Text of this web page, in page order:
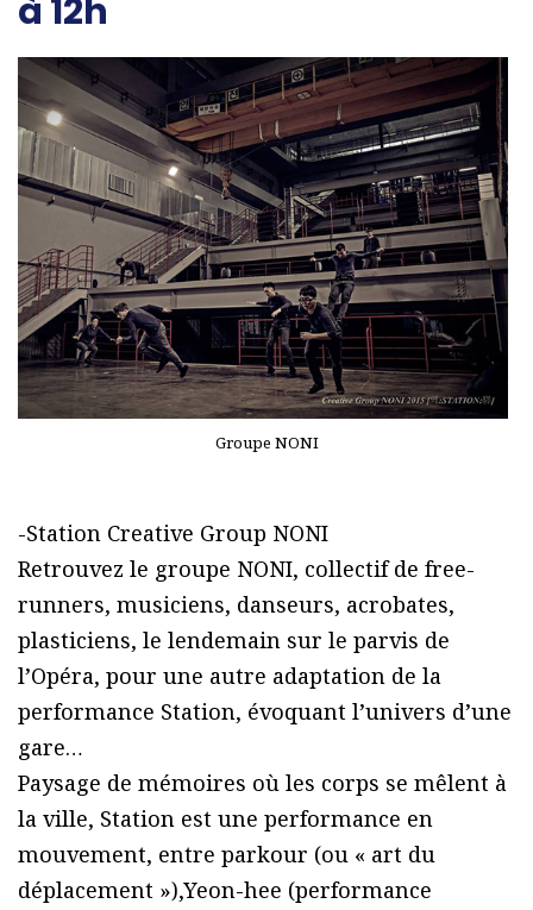
à 12h
Groupe NONI
-Station Creative Group NONI
Retrouvez le groupe NONI, collectif de free-
runners, musiciens, danseurs, acrobates,
plasticiens, le lendemain sur le parvis de
l’Opéra, pour une autre adaptation de la
performance Station, évoquant l’univers d’une
gare…
Paysage de mémoires où les corps se mêlent à
la ville, Station est une performance en
mouvement, entre parkour (ou « art du
déplacement »),Yeon-hee (performance